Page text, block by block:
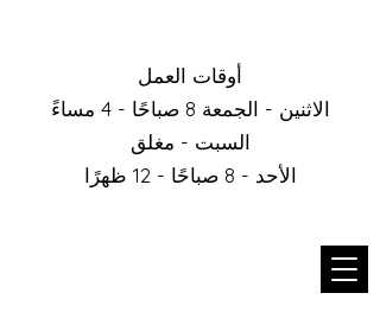
أوقات العمل
الاثنين - الجمعة 8 صباحًا - 4 مساءً
السبت - مغلق
الأحد - 8 صباحًا - 12 ظهرًا